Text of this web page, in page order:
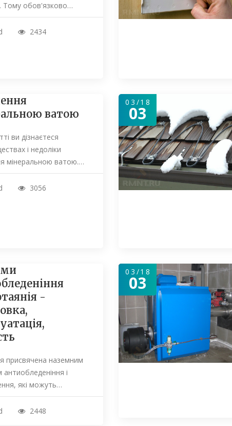
Тому обов'язково…
2434
ватою
ви дізнаєтеся
і недоліки
мінеральною ватою.…
3056
03/18
03
-
присвячена наземним
і
які можуть…
2448
03/18
03